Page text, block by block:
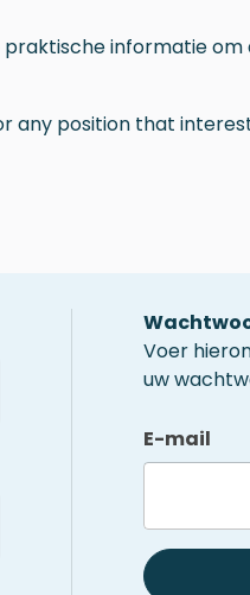
informatie
position that
Voer
uw
E-mail